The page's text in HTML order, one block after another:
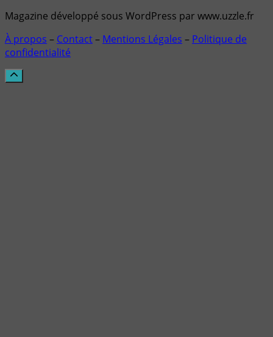
Magazine développé sous WordPress par www.uzzle.fr
À propos – Contact– Mentions Légales – Politique de
confidentialité